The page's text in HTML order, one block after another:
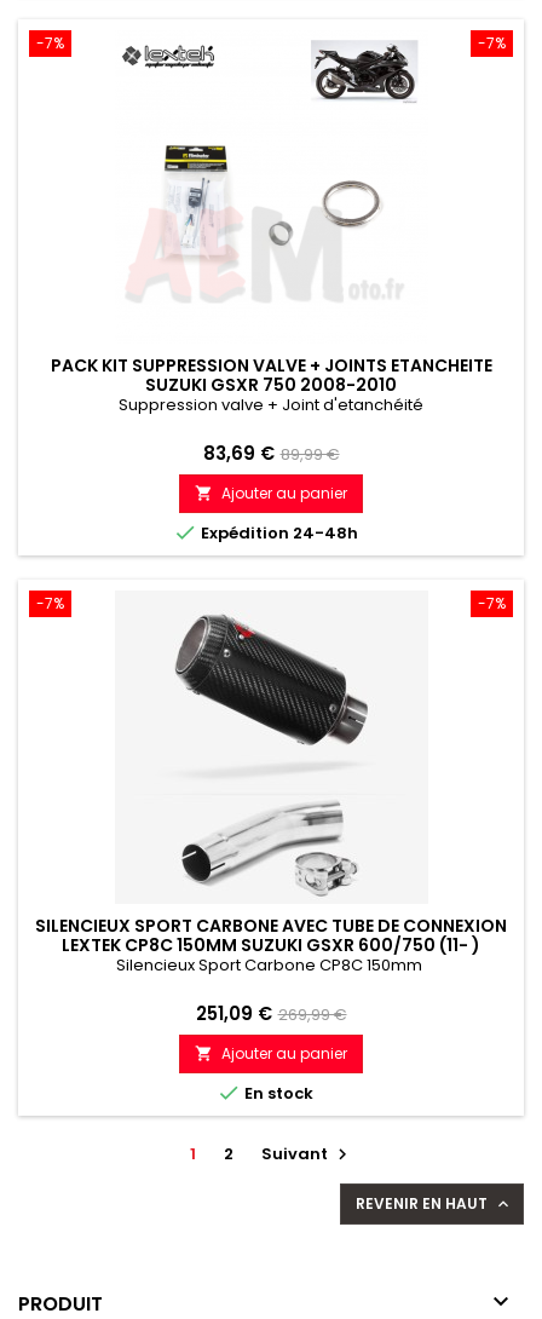
-7%
-7%
PACK KIT SUPPRESSION VALVE + JOINTS ETANCHEITE
SUZUKI GSXR 750 2008-2010
Suppression valve + Joint d'etanchéité
Prix
83,69 € Prix
de
référence
89,99 €
 Ajouter au panier
 Expédition 24-48h
-7%
-7%
SILENCIEUX SPORT CARBONE AVEC TUBE DE CONNEXION
LEXTEK CP8C 150MM SUZUKI GSXR 600/750 (11- )
Silencieux Sport Carbone CP8C 150mm
Prix
251,09 € Prix
de
référence
269,99 €
 Ajouter au panier
 En stock
1 2 Suivant 
REVENIR EN HAUT 
PRODUIT 